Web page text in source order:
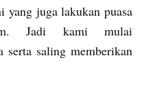
yang juga lakukan puasa
Jadi kami mulai
serta saling memberikan